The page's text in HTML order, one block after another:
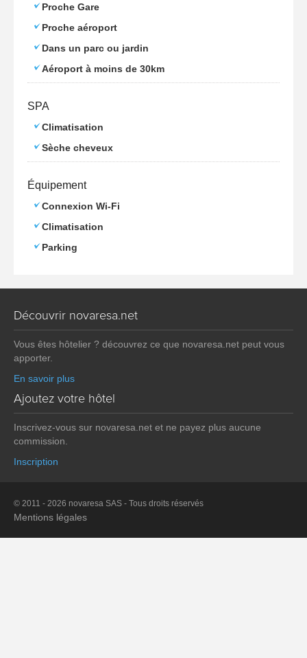
Proche Gare
Proche aéroport
Dans un parc ou jardin
Aéroport à moins de 30km
SPA
Climatisation
Sèche cheveux
Équipement
Connexion Wi-Fi
Climatisation
Parking
Découvrir novaresa.net
Vous êtes hôtelier ? découvrez ce que novaresa.net peut vous
apporter.
En savoir plus
Ajoutez votre hôtel
Inscrivez-vous sur novaresa.net et ne payez plus aucune
commission.
Inscription
© 2011 - 2026 novaresa SAS - Tous droits réservés
Mentions légales